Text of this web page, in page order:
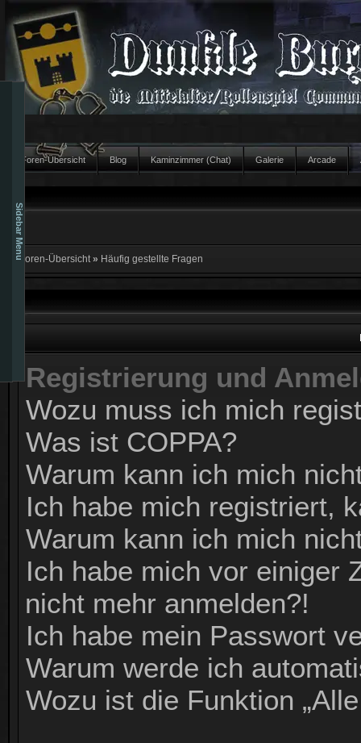
Sidebar Menu
Foren-Übersicht Blog Kaminzimmer (Chat) Galerie Arcade
Foren-Übersicht» Häufig gestellte Fragen
Registrierung und
Wozu muss ich mich
Was ist COPPA?
Warum kann ich mich
Ich habe mich registriert,
Warum kann ich mich
Ich habe mich vor einiger
nicht mehr anmelden?!
Ich habe mein Passwort
Warum werde ich
Wozu ist die Funktion